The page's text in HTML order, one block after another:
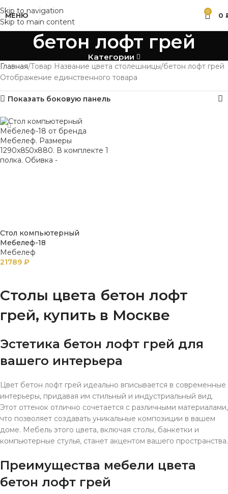
Skip to navigation
Skip to main content
МЕНЮ 0 0
бетон лофт грей
Категории
Главная Товар Название цвета столешницы бетон лофт грей
Отображение единственного товара
Показать боковую панель
Стол компьютерный
Мебелеф-18
Мебелеф
21789 ₽
Столы цвета бетон лофт
грей, купить в Москве
Эстетика бетон лофт грей для
вашего интерьера
Цвет бетон лофт грей идеально вписывается в современные
интерьеры, придавая им стильный и индустриальный вид.
Этот оттенок отлично сочетается с различными материалами,
что позволяет создавать уникальные композиции в вашем
доме. Мебель этого цвета, включая столы, банкетки и
компьютерные стулья, станет акцентом вашего пространства.
Преимущества мебели цвета
бетон лофт грей